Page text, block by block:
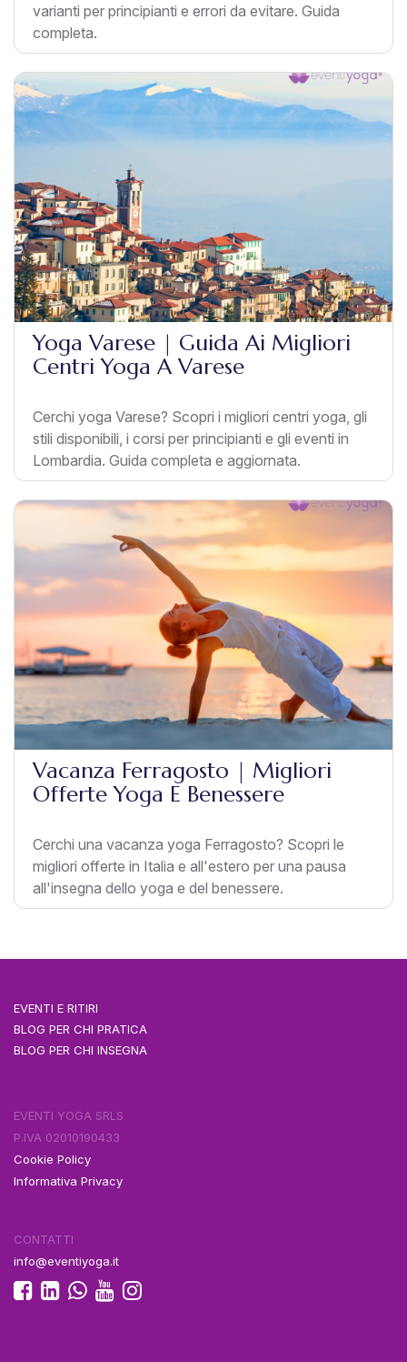
varianti per principianti e errori da evitare. Guida
completa.
Yoga Varese | Guida Ai Migliori
Centri Yoga A Varese
Cerchi yoga Varese? Scopri i migliori centri yoga, gli
stili disponibili, i corsi per principianti e gli eventi in
Lombardia. Guida completa e aggiornata.
Vacanza Ferragosto | Migliori
Offerte Yoga E Benessere
Cerchi una vacanza yoga Ferragosto? Scopri le
migliori offerte in Italia e all'estero per una pausa
all'insegna dello yoga e del benessere.
EVENTI E RITIRI
BLOG PER CHI PRATICA
BLOG PER CHI INSEGNA
EVENTI YOGA SRLS
P.IVA 02010190433
Cookie Policy
Informativa Privacy
CONTATTI
info@eventiyoga.it